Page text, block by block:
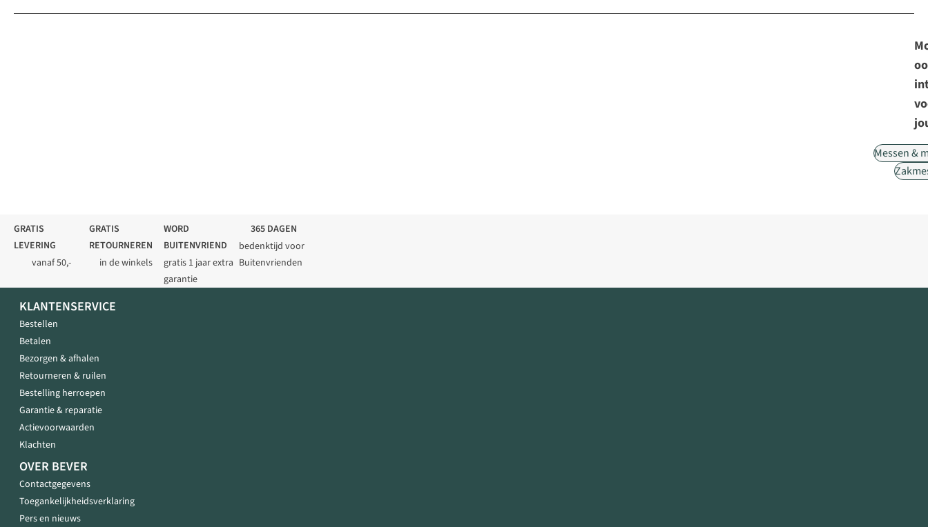
Messen &
GRATIS
LEVERING
vanaf 50,-
GRATIS
RETOURNEREN
in de winkels
WORD
BUITENVRIEND
gratis 1 jaar extra
garantie
365 DAGEN
bedenktijd voor
Buitenvrienden
KLANTENSERVICE
Bestellen
Betalen
Bezorgen & afhalen
Retourneren & ruilen
Bestelling herroepen
Garantie & reparatie
Actievoorwaarden
Klachten
OVER BEVER
Contactgegevens
Toegankelijkheidsverklaring
Pers en nieuws